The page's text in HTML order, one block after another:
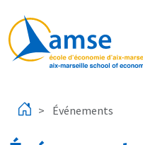
Événements